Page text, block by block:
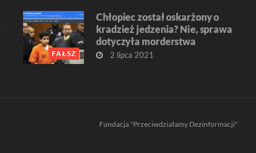
FAŁSZ
Chłopiec został oskarżony o
kradzież jedzenia? Nie, sprawa
dotyczyła morderstwa
2 lipca 2021
Fundacja "Przeciwdziałamy Dezinformacji"